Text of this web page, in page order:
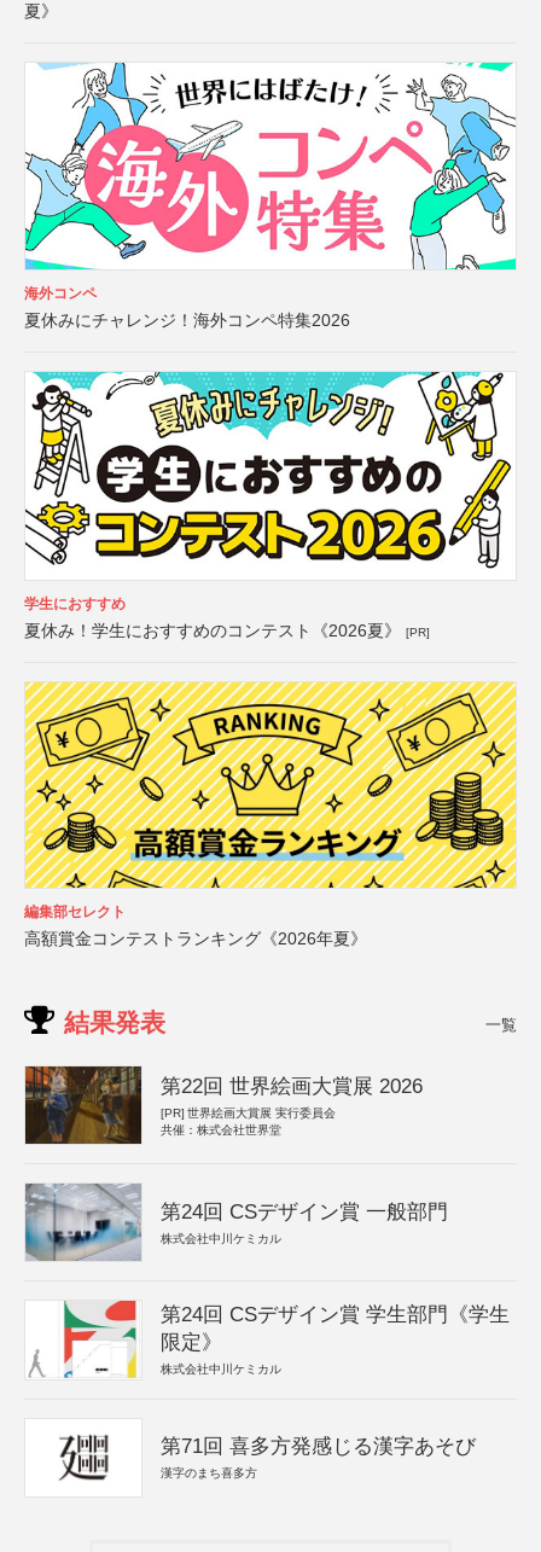
夏》
海外コンペ
夏休みにチャレンジ！海外コンペ特集2026
学生におすすめ
夏休み！学生におすすめのコンテスト《2026夏》 [PR]
編集部セレクト
高額賞金コンテストランキング《2026年夏》
結果発表 一覧
第22回 世界絵画大賞展 2026
[PR] 世界絵画大賞展 実行委員会
共催：株式会社世界堂
第24回 CSデザイン賞 一般部門
株式会社中川ケミカル
第24回 CSデザイン賞 学生部門《学生
限定》
株式会社中川ケミカル
第71回 喜多方発感じる漢字あそび
漢字のまち喜多方